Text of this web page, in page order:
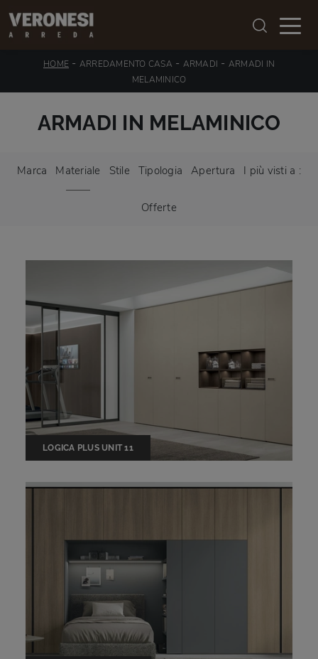
HOME - ARREDAMENTO CASA - ARMADI - ARMADI IN
MELAMINICO
ARMADI IN MELAMINICO
Marca Materiale Stile Tipologia Apertura I più visti a :
Offerte
LOGICA PLUS UNIT 11